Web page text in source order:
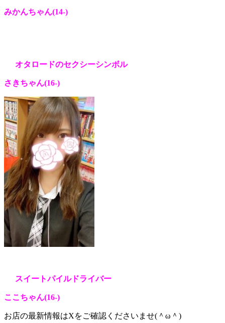
みかんちゃん(14-)
オタロードのセクシーシンボル
さきちゃん(16-)
スイートパイルドライバー
ここちゃん(16-)
お店の最新情報はXをご確認くださいませ(＾ω＾)